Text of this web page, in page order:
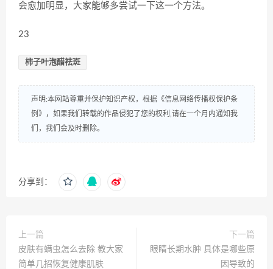
会愈加明显，大家能够多尝试一下这一个方法。
23
柿子叶泡醋祛斑
声明:本网站尊重并保护知识产权，根据《信息网络传播权保护条
例》，如果我们转载的作品侵犯了您的权利,请在一个月内通知我
们，我们会及时删除。
分享到：
上一篇
皮肤有螨虫怎么去除 教大家
简单几招恢复健康肌肤
下一篇
眼睛长期水肿 具体是哪些原
因导致的